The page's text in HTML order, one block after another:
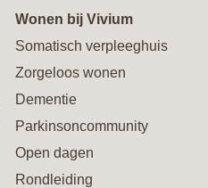
Wonen bij Vivium
Somatisch verpleeghuis
Zorgeloos wonen
Dementie
Parkinsoncommunity
Open dagen
Rondleiding